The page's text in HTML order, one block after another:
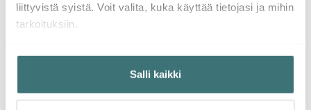
liittyvistä syistä. Voit valita, kuka käyttää tietojasi ja mihin
tarkoituksiin.
Jos sallit, haluamme myös tehdä seuraavia:
Kerätä tietoja maantieteellisestä sijainnistasi,
mahdollisesti muutaman metrin tarkkuudella
Salli kaikki
Saatat pitää myös näistä
HYVÄ DIILI